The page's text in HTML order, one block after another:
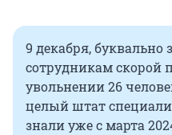
9 декабря, буквально
сотрудникам скорой
увольнении 26
целый штат
знали уже с марта